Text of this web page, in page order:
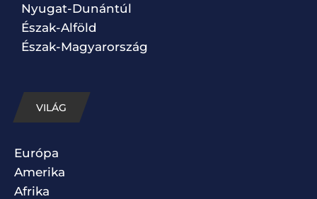
Nyugat-Dunántúl
Észak-Alföld
Észak-Magyarország
VILÁG
Európa
Amerika
Afrika